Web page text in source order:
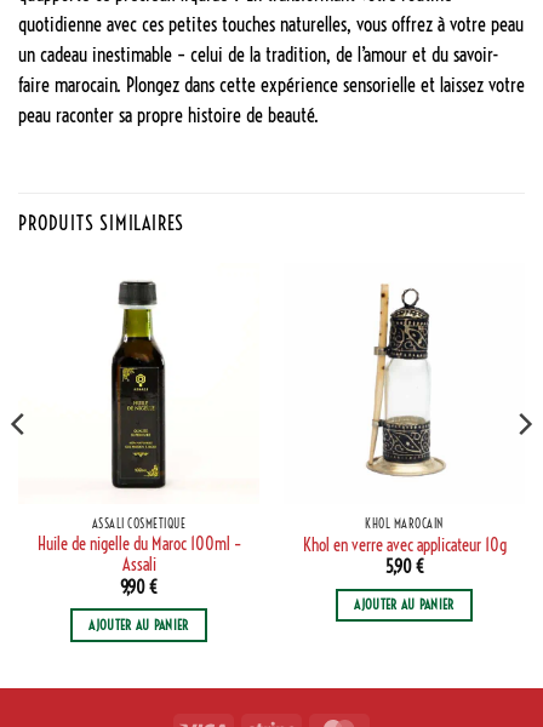
quotidienne avec ces petites touches naturelles, vous offrez à votre peau
un cadeau inestimable – celui de la tradition, de l’amour et du savoir-
faire marocain. Plongez dans cette expérience sensorielle et laissez votre
peau raconter sa propre histoire de beauté.
PRODUITS SIMILAIRES
ASSALI COSMÉTIQUE
Huile de nigelle du Maroc 100ml –
Assali
9,90€
AJOUTER AU PANIER
KHOL MAROCAIN
Khol en verre avec applicateur 10g
5,90€
AJOUTER AU PANIER